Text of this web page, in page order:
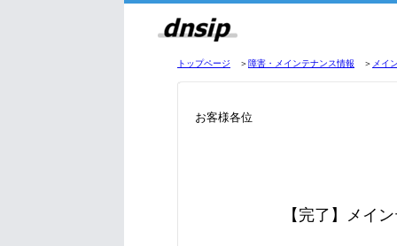
トップページ ＞障害・メインテナンス情報 ＞ メイ
お客様各位
【完了】メイ